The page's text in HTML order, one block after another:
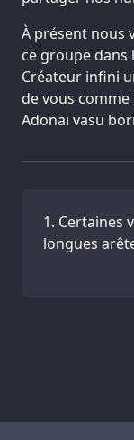
À présent nous
ce groupe dans
Créateur infini
de vous comme
Adonaï vasu
Certaines
longues